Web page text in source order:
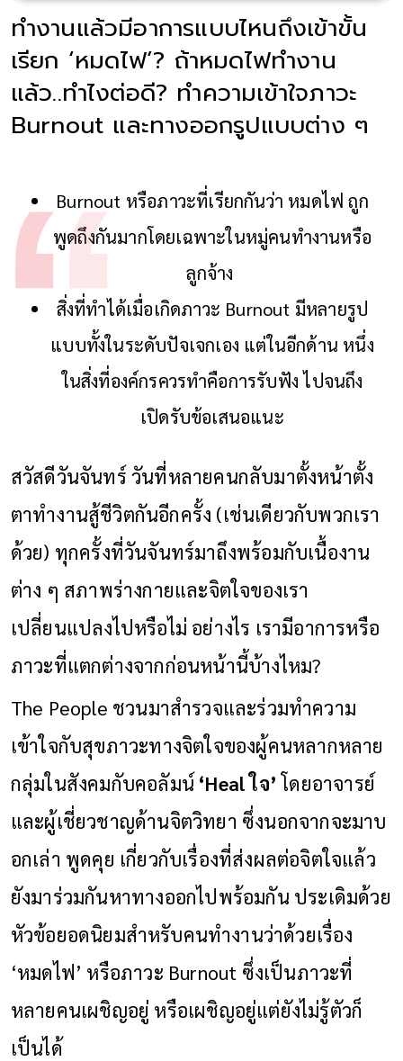
ทำงานแล้วมีอาการแบบไหนถึงเข้าขั้น
เรียก ‘หมดไฟ’? ถ้าหมดไฟทำงาน
แล้ว..ทำไงต่อดี? ทำความเข้าใจภาวะ
Burnout และทางออกรูปแบบต่าง ๆ
Burnout หรือภาวะที่เรียกกันว่า หมดไฟ ถูก
พูดถึงกันมากโดยเฉพาะในหมู่คนทำงานหรือ
ลูกจ้าง
สิ่งที่ทำได้เมื่อเกิดภาวะ Burnout มีหลายรูป
แบบทั้งในระดับปัจเจกเอง แต่ในอีกด้าน หนึ่ง
ในสิ่งที่องค์กรควรทำคือการรับฟัง ไปจนถึง
เปิดรับข้อเสนอแนะ
สวัสดีวันจันทร์ วันที่หลายคนกลับมาตั้งหน้าตั้ง
ตาทำงานสู้ชีวิตกันอีกครั้ง (เช่นเดียวกับพวกเรา
ด้วย) ทุกครั้งที่วันจันทร์มาถึงพร้อมกับเนื้องาน
ต่าง ๆ สภาพร่างกายและจิตใจของเรา
เปลี่ยนแปลงไปหรือไม่ อย่างไร เรามีอาการหรือ
ภาวะที่แตกต่างจากก่อนหน้านี้บ้างไหม?
The People ชวนมาสำรวจและร่วมทำความ
เข้าใจกับสุขภาวะทางจิตใจของผู้คนหลากหลาย
กลุ่มในสังคมกับคอลัมน์ ‘Heal ใจ’ โดยอาจารย์
และผู้เชี่ยวชาญด้านจิตวิทยา ซึ่งนอกจากจะมาบ
อกเล่า พูดคุย เกี่ยวกับเรื่องที่ส่งผลต่อจิตใจแล้ว
ยังมาร่วมกันหาทางออกไปพร้อมกัน ประเดิมด้วย
หัวข้อยอดนิยมสำหรับคนทำงานว่าด้วยเรื่อง
‘หมดไฟ’ หรือภาวะ Burnout ซึ่งเป็นภาวะที่
หลายคนเผชิญอยู่ หรือเผชิญอยู่แต่ยังไม่รู้ตัวก็
เป็นได้